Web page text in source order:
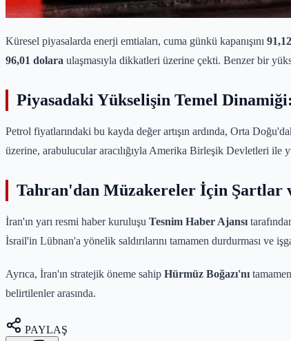
Küresel piyasalarda enerji emtiaları, cuma günkü kapanışını
96,01 dolara ulaşmasıyla dikkatleri üzerine çekti. Benzer bir
Piyasadaki Yükselişin Temel
Petrol fiyatlarındaki bu kayda değer artışın ardında, Orta
üzerine, arabulucular aracılığıyla Amerika Birleşik Devletleri ile
Tahran'dan Müzakereler İçin Şartlar
İran'ın yarı resmi haber kuruluşu Tesnim Haber Ajansı
İsrail'in Lübnan'a yönelik saldırılarını tamamen durdurması ve
Ayrıca, İran'ın stratejik öneme sahip Hürmüz Boğazı'nı
belirtilenler arasında.
PAYLAŞ